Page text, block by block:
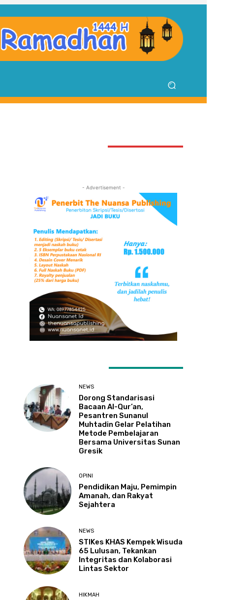
- Advertisement -
NEWS
Dorong Standarisasi
Bacaan Al-Qur’an,
Pesantren Sunanul
Muhtadin Gelar Pelatihan
Metode Pembelajaran
Bersama Universitas Sunan
Gresik
OPINI
Pendidikan Maju, Pemimpin
Amanah, dan Rakyat
Sejahtera
NEWS
STIKes KHAS Kempek Wisuda
65 Lulusan, Tekankan
Integritas dan Kolaborasi
Lintas Sektor
HIKMAH